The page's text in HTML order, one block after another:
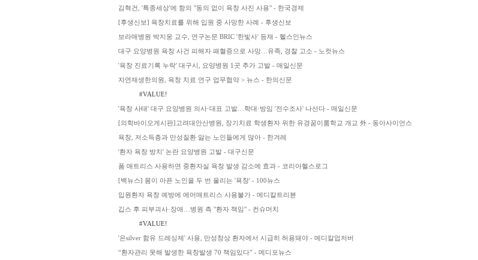
김혁건, '특종세상'에 항의 "동의 없이 욕창 사진 사용" - 한국경제
[후생신보] 욕창치료를 위해 입원 중 사망한 사례 - 후생신보
보라매병원 박지웅 교수, 연구논문 BRIC '한빛사' 등재 - 헬스인뉴스
대구 요양병원 욕창 사건 피해자 패혈증으로 사망…유족, 경찰 고소 - 노컷뉴스
'욕창 진료기록 누락' 대구시, 요양병원 1곳 추가 고발 - 매일신문
자연재생한의원, 욕창 치료 연구 업무협약 > 뉴스 - 한의신문
#VALUE!
'욕창 사태' 대구 요양병원 의사·대표 고발…학대·방임 '전수조사' 나선다 - 매일신문
[의학바이오게시판]고려대안산병원, 장기치료 학생환자 위한 유경꿈이룸학교 개교 外 - 동아사이언스
욕창, 저소득층과 만성질환 앓는 노인들에게 많아 - 한겨레
'환자 욕창 방치' 논란 요양병원 고발 - 대구신문
폼 매트리스 사용하면 중환자실 욕창 발생 감소에 효과 - 코리아헬스로그
[백뉴스] 몸이 아픈 노인을 두 번 울리는 '욕창' - 100뉴스
입원환자 욕창 예방에 에어매트리스 사용불가 - 메디칼트리뷴
깁스 후 피부괴사·장애…병원 측 "환자 책임" - 컨슈머치
#VALUE!
'은silver 함유 드레싱제' 사용, 만성창상 환자에서 시급히 허용돼야 - 메디칼업저버
“환자관리 못해 발생한 욕창발생 70 책임있다” - 메디포뉴스